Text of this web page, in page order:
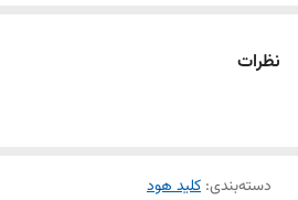
نظرات
دسته‌بندی: کلید هود